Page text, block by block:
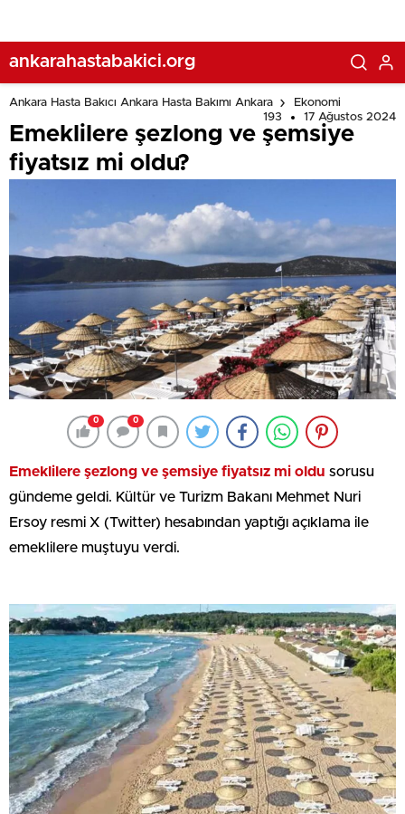
ankarahastabakici.org
Ankara Hasta Bakıcı Ankara Hasta Bakımı Ankara
Ekonomi
193
17 Ağustos 2024
Emeklilere şezlong ve şemsiye
fiyatsız mi oldu?
0 0
Emeklilere şezlong ve şemsiye fiyatsız mi oldu sorusu
gündeme geldi. Kültür ve Turizm Bakanı Mehmet Nuri
Ersoy resmi X (Twitter) hesabından yaptığı açıklama ile
emeklilere muştuyu verdi.